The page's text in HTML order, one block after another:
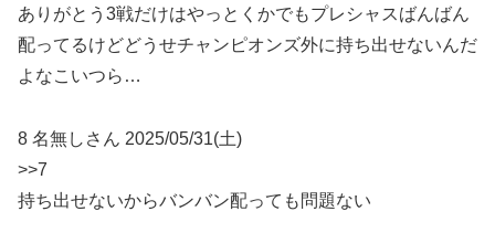
ありがとう3戦だけはやっとくかでもプレシャスばんばん
配ってるけどどうせチャンピオンズ外に持ち出せないんだ
よなこいつら…
8 名無しさん 2025/05/31(土)
>>7
持ち出せないからバンバン配っても問題ない